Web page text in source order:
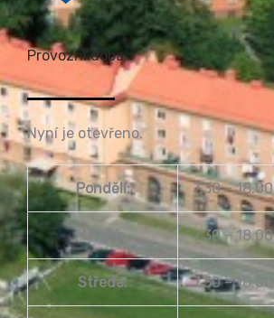
Provozní doba
Nyní je otevřeno.
Pondělí: 7.30 – 18.00
Úterý: 7.30 – 18.00
Středa: 7.30 – 18.00